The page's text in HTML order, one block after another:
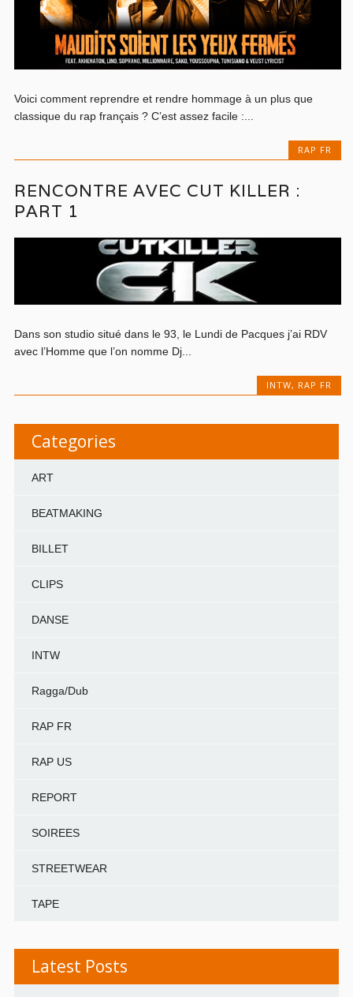
Voici comment reprendre et rendre hommage à un plus que
classique du rap français ? C’est assez facile :...
RAP FR
RENCONTRE AVEC CUT KILLER :
PART 1
Dans son studio situé dans le 93, le Lundi de Pacques j’ai RDV
avec l’Homme que l’on nomme Dj...
INTW, RAP FR
Categories
ART
BEATMAKING
BILLET
CLIPS
DANSE
INTW
Ragga/Dub
RAP FR
RAP US
REPORT
SOIREES
STREETWEAR
TAPE
Latest Posts